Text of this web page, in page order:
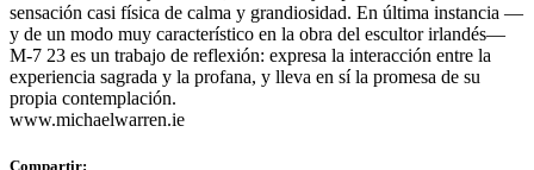
sensación casi física de calma y grandiosidad. En última instancia —
y de un modo muy característico en la obra del escultor irlandés—
M-7 23 es un trabajo de reflexión: expresa la interacción entre la
experiencia sagrada y la profana, y lleva en sí la promesa de su
propia contemplación.
www.michaelwarren.ie
Compartir: